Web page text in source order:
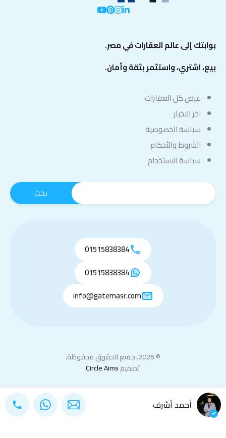
بوابتك إلى عالم العقارات في مصر.
بيع، اشتري، واستثمر بثقة وأمان.
عرض كل العقارات
اخر الاخبار
سياسة الخصوصية
الشروط والأحكام
سياسة الاستخدام
01515838384
01515838384
info@gatemasr.com
© 2026. جميع الحقوق محفوظة.
تصميمCircle Aims
أحمد أشرف